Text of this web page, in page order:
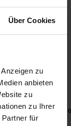
Über Cookies
zu
anbieten
zu
zu Ihrer
für